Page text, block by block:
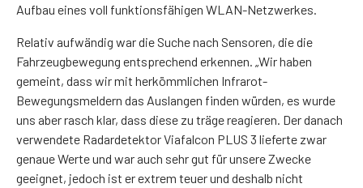
Aufbau eines voll funktionsfähigen WLAN-Netzwerkes.
Relativ aufwändig war die Suche nach Sensoren, die die
Fahrzeugbewegung entsprechend erkennen. „Wir haben
gemeint, dass wir mit herkömmlichen Infrarot-
Bewegungsmeldern das Auslangen finden würden, es wurde
uns aber rasch klar, dass diese zu träge reagieren. Der danach
verwendete Radardetektor Viafalcon PLUS 3 lieferte zwar
genaue Werte und war auch sehr gut für unsere Zwecke
geeignet, jedoch ist er extrem teuer und deshalb nicht